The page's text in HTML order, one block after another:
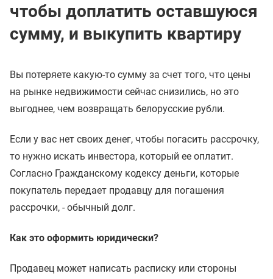
чтобы доплатить оставшуюся
сумму, и выкупить квартиру
Вы потеряете какую-то сумму за счет того, что цены
на рынке недвижимости сейчас снизились, но это
выгоднее, чем возвращать белорусские рубли.
Если у вас нет своих денег, чтобы погасить рассрочку,
то нужно искать инвестора, который ее оплатит.
Согласно Гражданскому кодексу деньги, которые
покупатель передает продавцу для погашения
рассрочки, - обычный долг.
Как это оформить юридически?
Продавец может написать расписку или стороны